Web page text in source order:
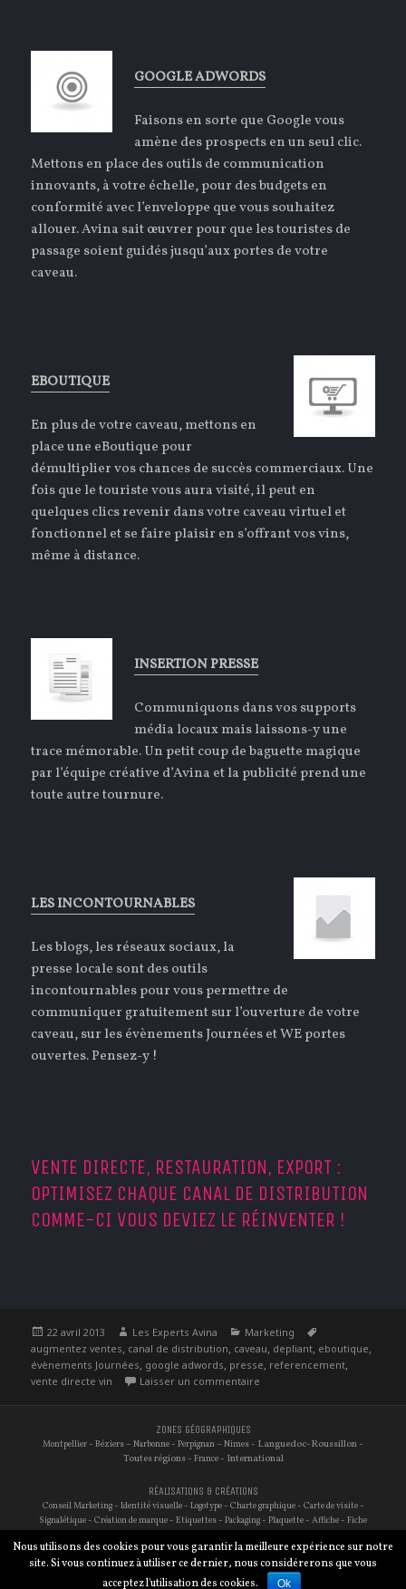
GOOGLE ADWORDS
Faisons en sorte que Google vous
amène des prospects en un seul clic.
Mettons en place des outils de communication
innovants, à votre échelle, pour des budgets en
conformité avec l’enveloppe que vous souhaitez
allouer. Avina sait œuvrer pour que les touristes de
passage soient guidés jusqu’aux portes de votre
caveau.
EBOUTIQUE
En plus de votre caveau, mettons en
place une eBoutique pour
démultiplier vos chances de succès commerciaux. Une
fois que le touriste vous aura visité, il peut en
quelques clics revenir dans votre caveau virtuel et
fonctionnel et se faire plaisir en s’offrant vos vins,
même à distance.
INSERTION PRESSE
Communiquons dans vos supports
média locaux mais laissons-y une
trace mémorable. Un petit coup de baguette magique
par l’équipe créative d’Avina et la publicité prend une
toute autre tournure.
LES INCONTOURNABLES
Les blogs, les réseaux sociaux, la
presse locale sont des outils
incontournables pour vous permettre de
communiquer gratuitement sur l’ouverture de votre
caveau, sur les évènements Journées et WE portes
ouvertes. Pensez-y !
VENTE DIRECTE, RESTAURATION, EXPORT :
OPTIMISEZ CHAQUE CANAL DE DISTRIBUTION
COMME-CI VOUS DEVIEZ LE RÉINVENTER !
Publié
le
22 avril 2013 Auteur
Les Experts Avina Catégories
Marketing
augmentez ventes, canal de distribution, caveau, depliant, eboutique,
évènements Journées, google adwords, presse, referencement,
vente directe vin Laisser un commentaire
ZONES GÉOGRAPHIQUES
Montpellier - Béziers –Narbonne - Perpignan –Nimes - Languedoc-Roussillon -
Toutes régions - France- International
RÉALISATIONS & CRÉATIONS
Conseil Marketing- Identité visuelle- Logotype- Charte graphique- Carte de visite-
Signalétique - Création de marque - Etiquettes - Packaging - Plaquette - Affiche - Fiche
- - - - - -
Réseaux sociaux-E-commerce
© Avina Conseil
Nous utilisons des cookies pour vous garantir la meilleure expérience sur notre
site. Si vous continuez à utiliser ce dernier, nous considérerons que vous
acceptez l'utilisation des cookies.
Ok